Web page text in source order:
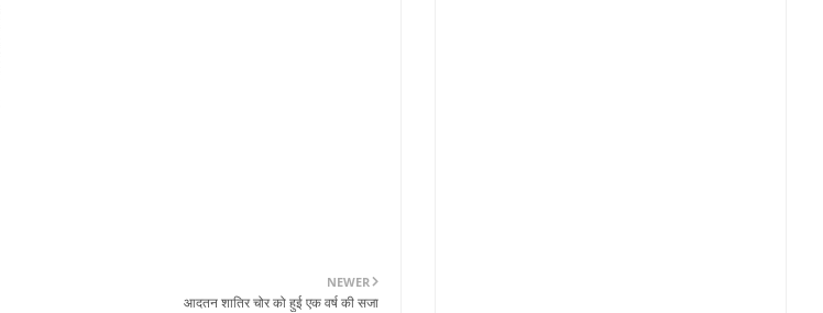
NEWER
आदतन शातिर चोर को हुई एक वर्ष की सजा